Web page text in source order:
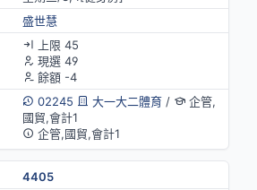
盛世慧
上限 45
現選 49
餘額 -4
02245
大一大二體育/
企管,
國貿,會計1
企管,國貿,會計1
4405